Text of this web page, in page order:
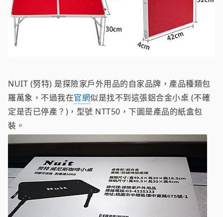
NUIT (努特) 是探險家戶外用品的自家品牌，產品種類包
羅萬象，不過我在官網似是找不到這張鋁合金小桌 (不確
定是否已停產？)，型號 NTT50，下圖是產品的紙盒包
裝。